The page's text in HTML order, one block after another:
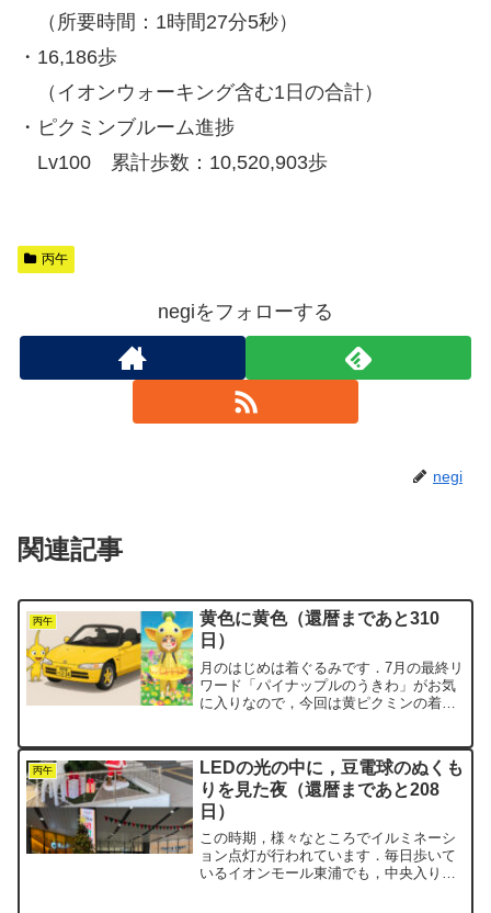
（所要時間：1時間27分5秒）
・16,186歩
（イオンウォーキング含む1日の合計）
・ピクミンブルーム進捗
Lv100 累計歩数：10,520,903歩
丙午
negiをフォローする
negi
関連記事
丙午
黄色に黄色（還暦まであと310
日）
月のはじめは着ぐるみです．7月の最終リ
ワード「パイナップルのうきわ」がお気
に入りなので，今回は黄ピクミンの着ぐ
洋服のコーディネートが得意ではありま
せん．上下を同系色...
丙午
LEDの光の中に，豆電球のぬくも
りを見た夜（還暦まであと208
日）
この時期，様々なところでイルミネーシ
ョン点灯が行われています．毎日歩いて
いるイオンモール東浦でも，中央入り口